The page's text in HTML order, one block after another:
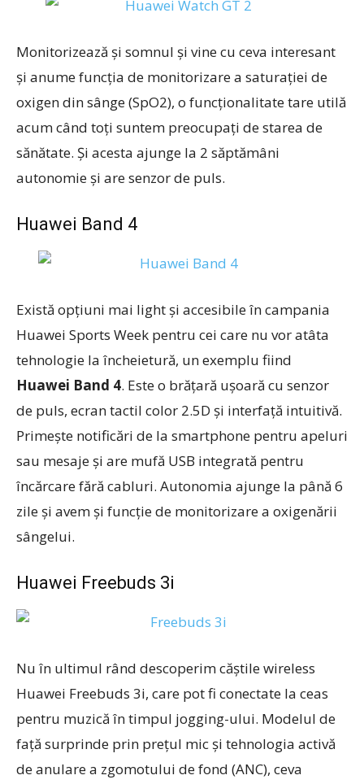
Monitorizează și somnul și vine cu ceva interesant
și anume funcția de monitorizare a saturației de
oxigen din sânge (SpO2), o funcționalitate tare utilă
acum când toți suntem preocupați de starea de
sănătate. Și acesta ajunge la 2 săptămâni
autonomie și are senzor de puls.
Huawei Band 4
Există opțiuni mai light și accesibile în campania
Huawei Sports Week pentru cei care nu vor atâta
tehnologie la încheietură, un exemplu fiind
Huawei Band 4. Este o brățară ușoară cu senzor
de puls, ecran tactil color 2.5D și interfață intuitivă.
Primește notificări de la smartphone pentru apeluri
sau mesaje și are mufă USB integrată pentru
încărcare fără cabluri. Autonomia ajunge la până 6
zile și avem și funcție de monitorizare a oxigenării
sângelui.
Huawei Freebuds 3i
Nu în ultimul rând descoperim căștile wireless
Huawei Freebuds 3i, care pot fi conectate la ceas
pentru muzică în timpul jogging-ului. Modelul de
față surprinde prin prețul mic și tehnologia activă
de anulare a zgomotului de fond (ANC), ceva